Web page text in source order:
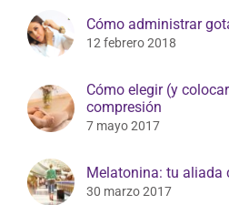
Cómo administrar
12 febrero 2018
Cómo elegir (y
compresión
7 mayo 2017
Melatonina: tu aliada
30 marzo 2017